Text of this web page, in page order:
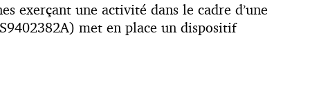
exerçant une activité dans le cadre d’une
met en place un dispositif